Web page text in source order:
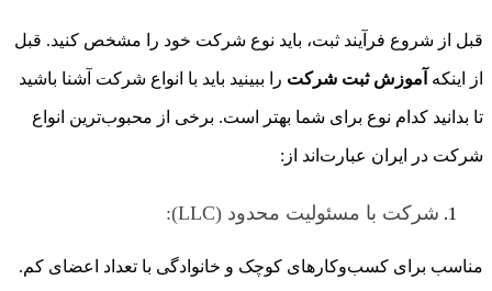
قبل از شروع فرآیند ثبت، باید نوع شرکت خود را مشخص کنید. قبل
از اینکه آموزش ثبت شرکت را ببینید باید با انواع شرکت آشنا باشید
تا بدانید کدام نوع برای شما بهتر است. برخی از محبوب‌ترین انواع
شرکت در ایران عبارت‌اند از:
شرکت با مسئولیت محدود (LLC):
مناسب برای کسب‌وکارهای کوچک و خانوادگی با تعداد اعضای کم.